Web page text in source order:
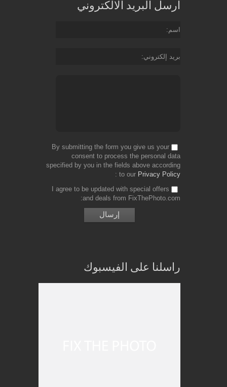
ارسل البريد الالكتروني
اسم
بريد إلكتروني
By submitting the form you give us your
consent to process the personal data
specified by you in the fields above according
to our Privacy Policy
I agree to be updated with special offers
and deals from FixThePhoto.com
راسلنا على الفيسبوك